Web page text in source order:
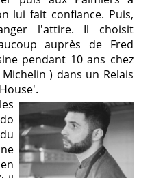
lui fait confiance. Puis,
l'attire. Il choisit
auprès de Fred
pendant 10 ans chez
) dans un Relais